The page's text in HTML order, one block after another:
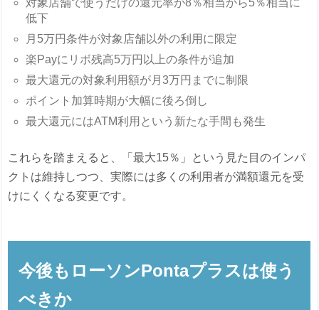
対象店舗で使うだけの還元率が8％相当から5％相当に
低下
月5万円条件が対象店舗以外の利用に限定
楽Payにリボ残高5万円以上の条件が追加
最大還元の対象利用額が月3万円までに制限
ポイント加算時期が大幅に後ろ倒し
最大還元にはATM利用という新たな手間も発生
これらを踏まえると、「最大15％」という見た目のインパ
クトは維持しつつ、実際には多くの利用者が満額還元を受
けにくくなる変更です。
今後もローソンPontaプラスは使う
べきか